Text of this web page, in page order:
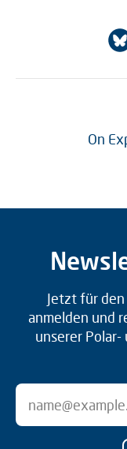
On
Jetzt für
anmelden und
unserer